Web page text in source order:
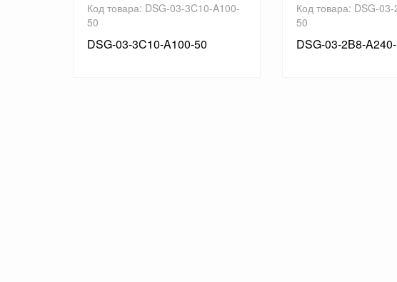
Код товара: DSG-03-3C10-A100-
50
DSG-03-3C10-A100-50
Код товара: DSG-
50
DSG-03-2B8-